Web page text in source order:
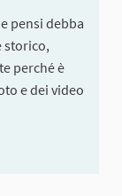
pensi debba
storico,
perché è
e dei video